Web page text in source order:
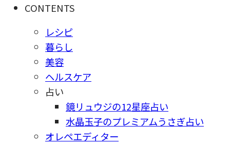
CONTENTS
レシピ
暮らし
美容
ヘルスケア
占い
鏡リュウジの12星座占い
水晶玉子のプレミアムうさぎ占い
オレペエディター